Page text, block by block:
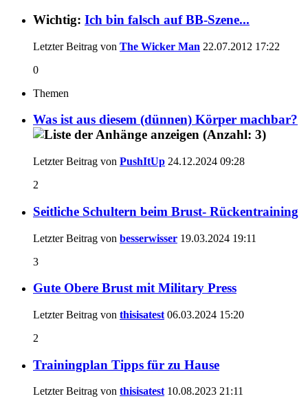
Wichtig: Ich bin falsch auf BB-Szene...
Letzter Beitrag von The Wicker Man 22.07.2012 17:22
0
Themen
Was ist aus diesem (dünnen) Körper machbar?
Letzter Beitrag von PushItUp 24.12.2024 09:28
2
Seitliche Schultern beim Brust- Rückentraining
Letzter Beitrag von besserwisser 19.03.2024 19:11
3
Gute Obere Brust mit Military Press
Letzter Beitrag von thisisatest 06.03.2024 15:20
2
Trainingplan Tipps für zu Hause
Letzter Beitrag von thisisatest 10.08.2023 21:11